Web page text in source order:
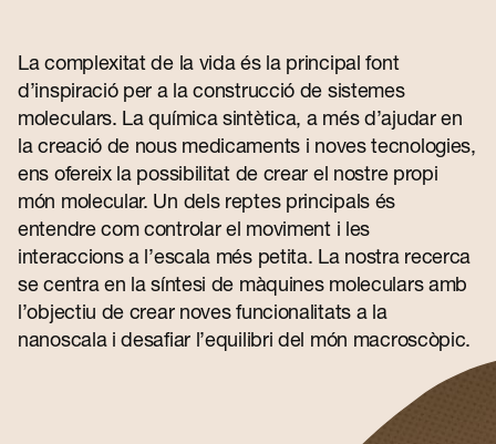
La complexitat de la vida és la principal font
d’inspiració per a la construcció de sistemes
moleculars. La química sintètica, a més d’ajudar en
la creació de nous medicaments i noves tecnologies,
ens ofereix la possibilitat de crear el nostre propi
món molecular. Un dels reptes principals és
entendre com controlar el moviment i les
interaccions a l’escala més petita. La nostra recerca
se centra en la síntesi de màquines moleculars amb
l’objectiu de crear noves funcionalitats a la
nanoscala i desafiar l’equilibri del món macroscòpic.